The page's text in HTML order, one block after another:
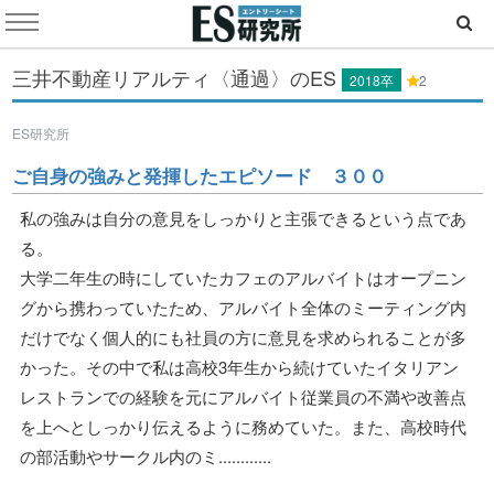
三井不動産リアルティ〈通過〉のES 2018卒 2
ES研究所
ご自身の強みと発揮したエピソード ３００
私の強みは自分の意見をしっかりと主張できるという点であ
る。
大学二年生の時にしていたカフェのアルバイトはオープニン
グから携わっていたため、アルバイト全体のミーティング内
だけでなく個人的にも社員の方に意見を求められることが多
かった。その中で私は高校3年生から続けていたイタリアン
レストランでの経験を元にアルバイト従業員の不満や改善点
を上へとしっかり伝えるように務めていた。また、高校時代
の部活動やサークル内のミ............